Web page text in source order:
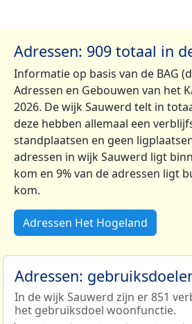
Adressen: 909 totaal in
Informatie op basis van de BAG
Adressen en Gebouwen van het
2026. De wijk Sauwerd telt in
deze hebben allemaal een
standplaatsen en geen
adressen in wijk Sauwerd ligt
kom en 9% van de adressen ligt
kom.
Adressen Het Hogeland
Adressen:
In de wijk Sauwerd zijn er 851
het gebruiksdoel woonfunctie.